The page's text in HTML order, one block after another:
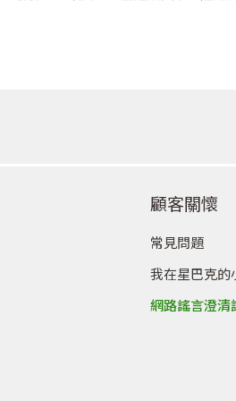
顧客關懷
常見問題
我在星巴克的
網路謠言澄清